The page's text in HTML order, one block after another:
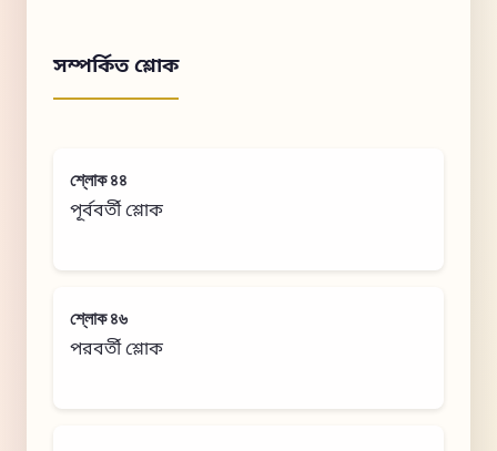
সম্পর্কিত শ্লোক
শ্লোক ৪৪
পূর্ববর্তী শ্লোক
শ্লোক ৪৬
পরবর্তী শ্লোক